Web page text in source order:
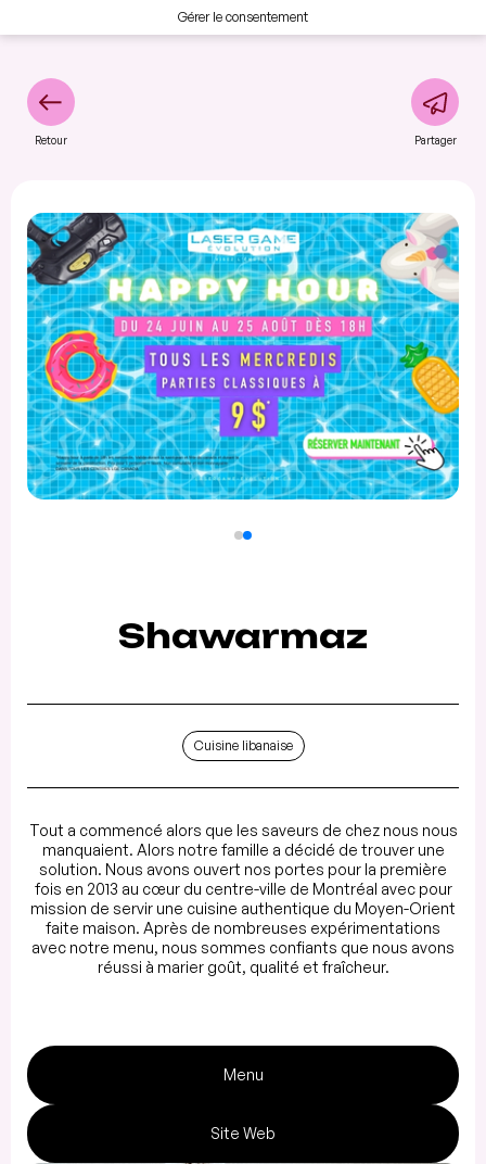
Gérer le consentement
Retour Partager
Shawarmaz
Cuisine libanaise
Tout a commencé alors que les saveurs de chez nous nous
manquaient. Alors notre famille a décidé de trouver une
solution. Nous avons ouvert nos portes pour la première
fois en 2013 au cœur du centre-ville de Montréal avec pour
mission de servir une cuisine authentique du Moyen-Orient
faite maison. Après de nombreuses expérimentations
avec notre menu, nous sommes confiants que nous avons
réussi à marier goût, qualité et fraîcheur.
Menu
Site Web